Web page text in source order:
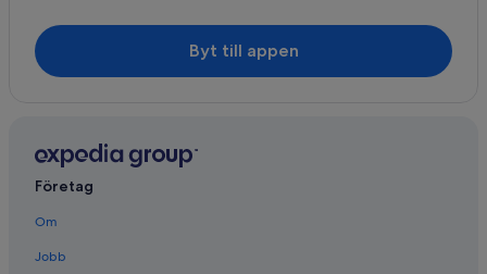
Byt till appen
Företag
Om
Jobb